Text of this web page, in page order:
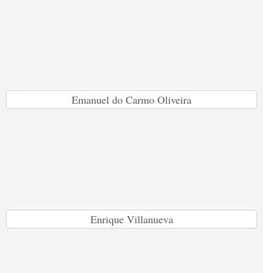
Emanuel do Carmo Oliveira
Enrique Villanueva